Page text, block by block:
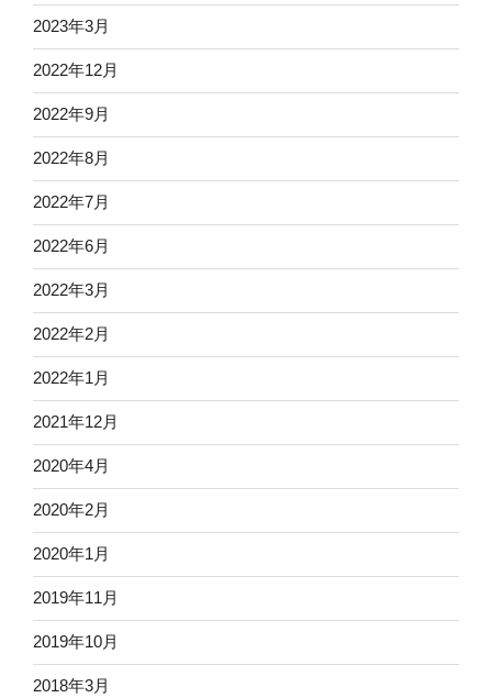
2023年3月
2022年12月
2022年9月
2022年8月
2022年7月
2022年6月
2022年3月
2022年2月
2022年1月
2021年12月
2020年4月
2020年2月
2020年1月
2019年11月
2019年10月
2018年3月